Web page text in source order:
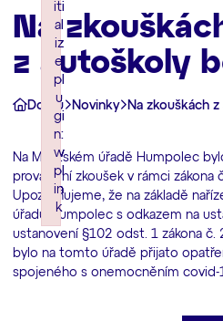
Na
z autoškoly
Domů Novinky Na zkouškách
Na Městském úřadě Humpolec
provádění zkoušek v rámci zákona
Upozorňujeme, že na základě
úřadu Humpolec s odkazem na
ustanovení §102 odst. 1 zákona č.
bylo na tomto úřadě přijato
spojeného s onemocněním covid-
iti
al
iz
e
pl
u
gi
n:
w
pl
in
k
Failed to initialize plugin:
iti
al
iz
e
pl
u
gi
n:
w
pl
in
k
Failed to initialize plugin:
iti
al
iz
e
pl
u
gi
n:
w
pl
in
k
Failed to initialize plugin: